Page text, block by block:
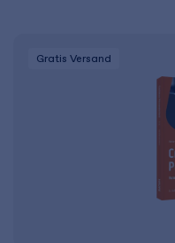
Gratis Versand